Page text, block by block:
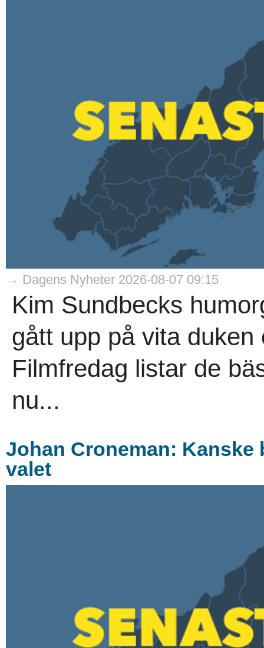
→ Dagens Nyheter 2026-08-07 09:15
Kim Sundbecks
gått upp på vita
Filmfredag listar de
nu...
Johan Croneman:
valet